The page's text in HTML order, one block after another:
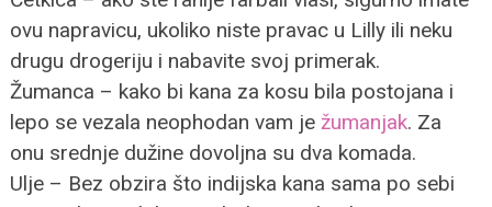
ovu napravicu, ukoliko niste pravac u Lilly ili neku
drugu drogeriju i nabavite svoj primerak.
Žumanca – kako bi kana za kosu bila postojana i
lepo se vezala neophodan vam je žumanjak. Za
onu srednje dužine dovoljna su dva komada.
Ulje – Bez obzira što indijska kana sama po sebi